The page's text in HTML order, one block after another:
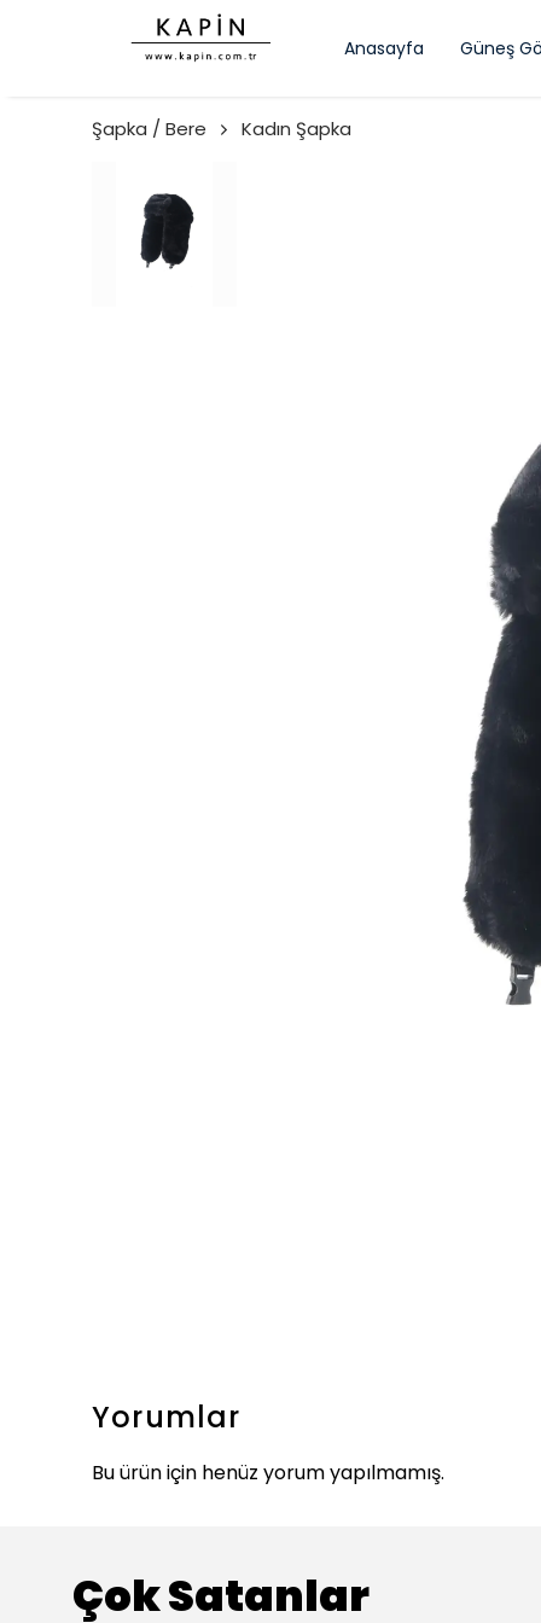
Anasayfa Güneş
Şapka / Bere Kadın Şapka
Yorumlar
Bu ürün için henüz yorum yapılmamış.
Çok Satanlar